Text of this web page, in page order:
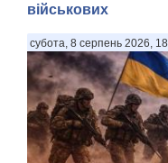
військових
субота, 8 серпень 2026,